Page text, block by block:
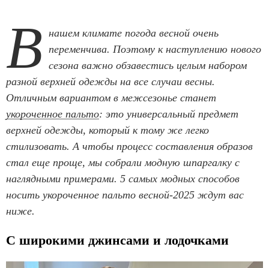
В нашем климате погода весной очень
переменчива. Поэтому к наступлению нового
сезона важно обзавестись целым набором
разной верхней одежды на все случаи весны.
Отличным вариантом в межсезонье станет
укороченное пальто: это универсальный предмет
верхней одежды, который к тому же легко
стилизовать. А чтобы процесс составления образов
стал еще проще, мы собрали модную шпаргалку с
наглядными примерами. 5 самых модных способов
носить укороченное пальто весной-2025 ждут вас
ниже.
С широкими джинсами и лодочками